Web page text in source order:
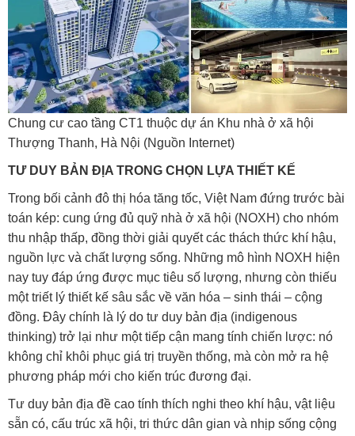
Chung cư cao tầng CT1 thuộc dự án Khu nhà ở xã hội
Thượng Thanh, Hà Nội (Nguồn Internet)
TƯ DUY BẢN ĐỊA TRONG CHỌN LỰA THIẾT KẾ
Trong bối cảnh đô thị hóa tăng tốc, Việt Nam đứng trước bài
toán kép: cung ứng đủ quỹ nhà ở xã hội (NOXH) cho nhóm
thu nhập thấp, đồng thời giải quyết các thách thức khí hậu,
nguồn lực và chất lượng sống. Những mô hình NOXH hiện
nay tuy đáp ứng được mục tiêu số lượng, nhưng còn thiếu
một triết lý thiết kế sâu sắc về văn hóa – sinh thái – cộng
đồng. Đây chính là lý do tư duy bản địa (indigenous
thinking) trở lại như một tiếp cận mang tính chiến lược: nó
không chỉ khôi phục giá trị truyền thống, mà còn mở ra hệ
phương pháp mới cho kiến trúc đương đại.
Tư duy bản địa đề cao tính thích nghi theo khí hậu, vật liệu
sẵn có, cấu trúc xã hội, tri thức dân gian và nhịp sống cộng